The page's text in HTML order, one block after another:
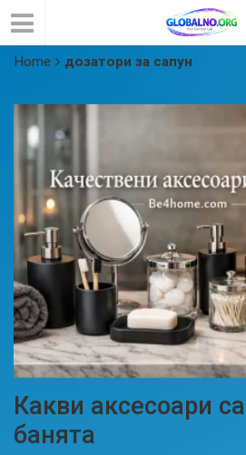
Home дозатори за сапун
Какви аксесоари
банята